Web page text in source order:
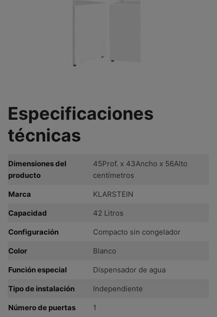
Especificaciones
técnicas
Dimensiones del
producto
45Prof. x 43Ancho x 56Alto
centímetros
Marca KLARSTEIN
Capacidad 42 Litros
Configuración Compacto sin congelador
Color Blanco
Función especial Dispensador de agua
Tipo de instalación Independiente
Número de puertas 1